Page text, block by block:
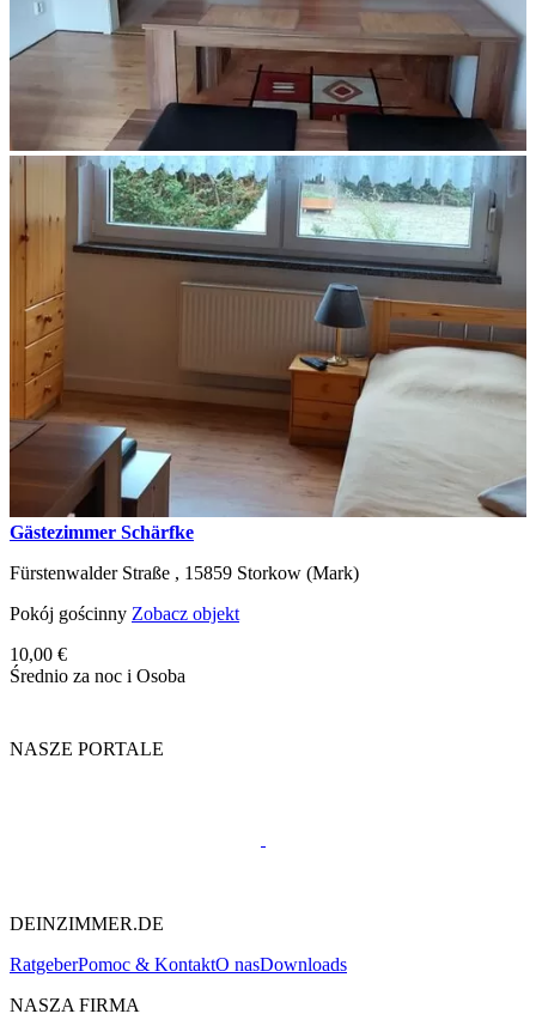
Gästezimmer Schärfke
Fürstenwalder Straße , 15859 Storkow (Mark)
Pokój gościnny Zobacz objekt
10,00 €
Średnio za noc i Osoba
NASZE PORTALE
DEINZIMMER.DE
RatgeberPomoc & KontaktO nasDownloads
NASZA FIRMA